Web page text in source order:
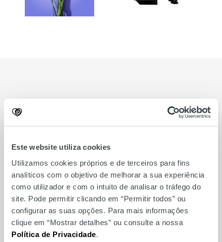
Este website utiliza cookies
Utilizamos cookies próprios e de terceiros para fins
analíticos com o objetivo de melhorar a sua experiência
como utilizador e com o intuito de analisar o tráfego do
site. Pode permitir clicando em “Permitir todos” ou
configurar as suas opções. Para mais informações
clique em “Mostrar detalhes” ou consulte a nossa
Política de Privacidade.
Relacionados